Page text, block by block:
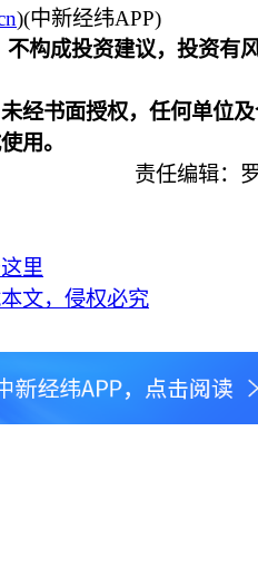
)(中新经纬APP)
构成投资建议，投资有
经书面授权，任何单位
用。
责任编辑：
里
文，侵权必究